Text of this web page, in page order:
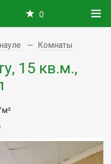
0
Комнаты
15 кв.м.,